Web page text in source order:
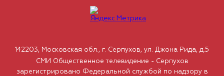
142203, Московская обл., г. Серпухов, ул. Джона Рида, д.5
СМИ Общественное телевидение - Серпухов
зарегистрировано Федеральной службой по надзору в